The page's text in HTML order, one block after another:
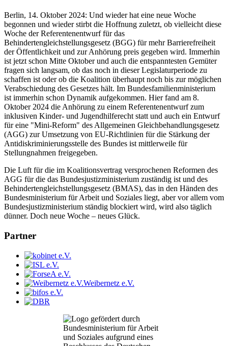
Berlin, 14. Oktober 2024: Und wieder hat eine neue Woche
begonnen und wieder stirbt die Hoffnung zuletzt, ob vielleicht diese
Woche der Referentenentwurf für das
Behindertengleichstellungsgesetz (BGG) für mehr Barrierefreiheit
der Öffentlichkeit und zur Anhörung preis gegeben wird. Immerhin
ist jetzt schon Mitte Oktober und auch die entspanntesten Gemüter
fragen sich langsam, ob das noch in dieser Legislaturperiode zu
schaffen ist oder ob die Koalition überhaupt noch bis zur möglichen
Verabschiedung des Gesetzes hält. Im Bundesfamilienministerium
ist immerhin schon Dynamik aufgekommen. Hier fand am 8.
Oktober 2024 die Anhörung zu einem Referentenentwurf zum
inklusiven Kinder- und Jugendhilferecht statt und auch ein Entwurf
für eine "Mini-Reform" des Allgemeinen Gleichbehandlungsgesetz
(AGG) zur Umsetzung von EU-Richtlinien für die Stärkung der
Antidiskriminierungsstelle des Bundes ist mittlerweile für
Stellungnahmen freigegeben.
Die Luft für die im Koalitionsvertrag versprochenen Reformen des
AGG für die das Bundesjustizministerium zuständig ist und des
Behindertengleichstellungsgesetz (BMAS), das in den Händen des
Bundesministerium für Arbeit und Soziales liegt, aber vor allem vom
Bundesjustizministerium ständig blockiert wird, wird also täglich
dünner. Doch neue Woche – neues Glück.
Partner
Weibernetz e.V.